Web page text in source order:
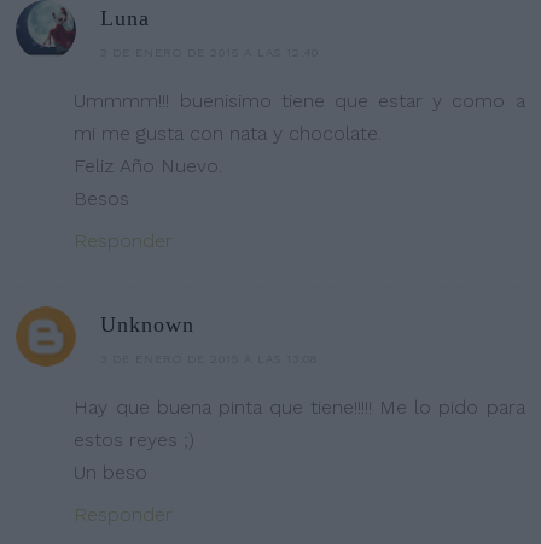
Luna
Ummmm!!! buenisimo tiene que estar y como a
mi me gusta con nata y chocolate.
Feliz Año Nuevo.
Besos
Responder
Unknown
Hay que buena pinta que tiene!!!!! Me lo pido para
estos reyes ;)
Un beso
Responder